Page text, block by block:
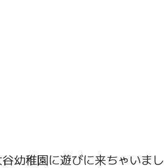
幼稚園に遊びに来ちゃいまし